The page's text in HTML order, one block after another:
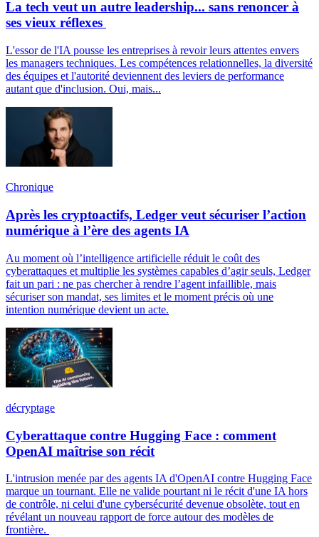
La tech veut un autre leadership... sans renoncer à
ses vieux réflexes
L'essor de l'IA pousse les entreprises à revoir leurs attentes envers
les managers techniques. Les compétences relationnelles, la diversité
des équipes et l'autorité deviennent des leviers de performance
autant que d'inclusion. Oui, mais...
Chronique
Après les cryptoactifs, Ledger veut sécuriser l’action
numérique à l’ère des agents IA
Au moment où l’intelligence artificielle réduit le coût des
cyberattaques et multiplie les systèmes capables d’agir seuls, Ledger
fait un pari : ne pas chercher à rendre l’agent infaillible, mais
sécuriser son mandat, ses limites et le moment précis où une
intention numérique devient un acte.
décryptage
Cyberattaque contre Hugging Face : comment
OpenAI maîtrise son récit
L'intrusion menée par des agents IA d'OpenAI contre Hugging Face
marque un tournant. Elle ne valide pourtant ni le récit d'une IA hors
de contrôle, ni celui d'une cybersécurité devenue obsolète, tout en
révélant un nouveau rapport de force autour des modèles de
frontière.